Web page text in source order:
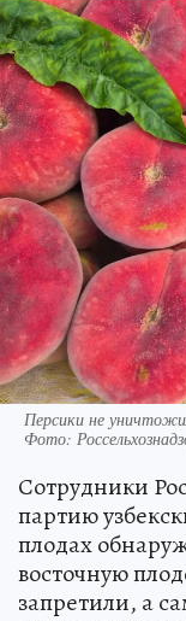
Персики не
Фото:
Сотрудники
партию
плодах
восточную
запретили, а